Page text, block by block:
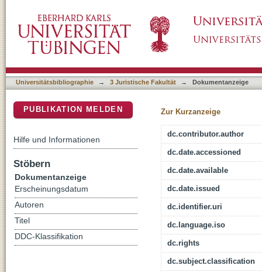
9300/07 (Herrmann gegen Deutschland)
Universitätsbibliographie → 3 Juristische Fakultät → Dokumentanzeige
Zur Kurzanzeige
dc.contributor.author
dc.date.accessioned
dc.date.available
dc.date.issued
dc.identifier.uri
dc.language.iso
dc.rights
dc.subject.classification
PUBLIKATION MELDEN
Hilfe und Informationen
Stöbern
Dokumentanzeige
Erscheinungsdatum
Autoren
Titel
DDC-Klassifikation